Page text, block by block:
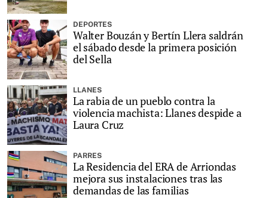
DEPORTES
Walter Bouzán y Bertín Llera saldrán
el sábado desde la primera posición
del Sella
LLANES
La rabia de un pueblo contra la
violencia machista: Llanes despide a
Laura Cruz
PARRES
La Residencia del ERA de Arriondas
mejora sus instalaciones tras las
demandas de las familias